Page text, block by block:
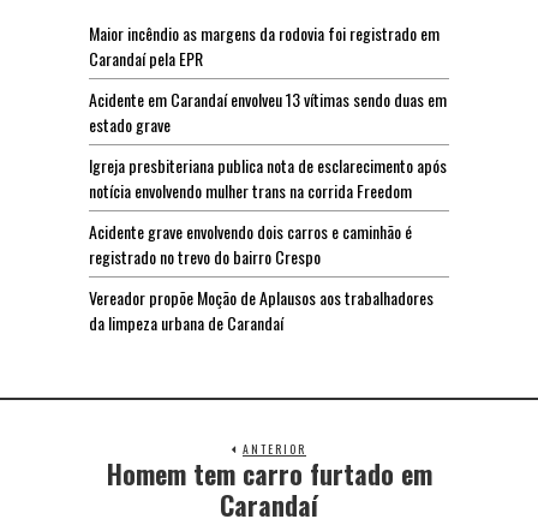
Maior incêndio as margens da rodovia foi registrado em
Carandaí pela EPR
Acidente em Carandaí envolveu 13 vítimas sendo duas em
estado grave
Igreja presbiteriana publica nota de esclarecimento após
notícia envolvendo mulher trans na corrida Freedom
Acidente grave envolvendo dois carros e caminhão é
registrado no trevo do bairro Crespo
Vereador propõe Moção de Aplausos aos trabalhadores
da limpeza urbana de Carandaí
ANTERIOR
Homem tem carro furtado em
Carandaí